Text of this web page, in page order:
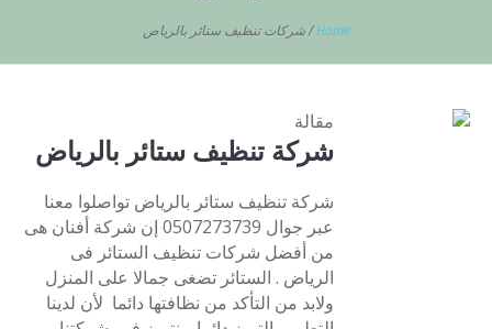
Home
/شركات تنظيف ستائر بالرياض
مقالة
شركة تنظيف ستائر بالرياض
شركة تنظيف ستائر بالرياض تواصلوا معنا
عبر جوال 0507273739 إن شركة أفنان هى
من أفضل شركات تنظيف الستائر فى
الرياض . الستائر تضغى جمالا على المنزل
ولابد من التأكد من نظافتها دائما لأن لدينا